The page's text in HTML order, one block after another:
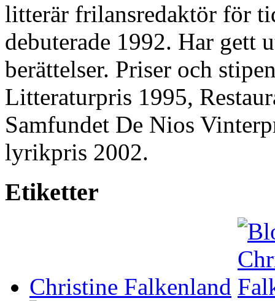
litterär frilansredaktör för
debuterade 1992. Har gett
berättelser. Priser och
Litteraturpris 1995,
Samfundet De Nios
lyrikpris 2002.
Etiketter
Christine Falkenland